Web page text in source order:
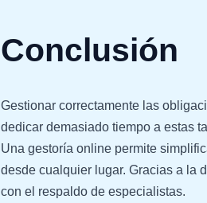
Conclusión
Gestionar correctamente las
dedicar demasiado tiempo a estas
Una gestoría online permite
desde cualquier lugar. Gracias a la
con el respaldo de especialistas.